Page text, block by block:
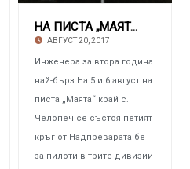
НА ПИСТА „МАЯТА“ Ф- ЧЕЛОПЕЧ
АВГУСТ 20, 2017
Инженера за втора година
най-бърз На 5 и 6 август на
писта „Маята“ край с.
Челопеч се състоя петият
кръг от Надпреварата бе
за пилоти в трите дивизии